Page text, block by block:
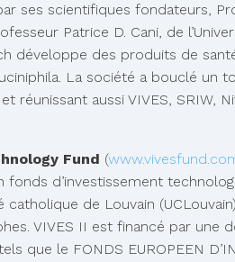
ses scientifiques fondateurs,
Patrice D. Cani, de
développe des produits de
La société a bouclé un
réunissant aussi VIVES, SRIW,
Fund (
fonds d’investissement
catholique de Louvain
VIVES II est financé par une
que le FONDS EUROPEEN